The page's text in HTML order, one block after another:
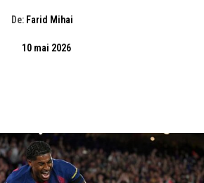
De: Farid Mihai
10 mai 2026